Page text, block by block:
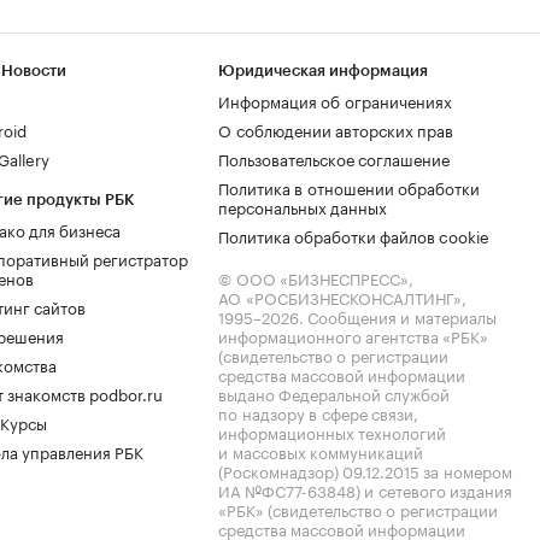
продукты РБК
для бизнеса
регистратор
сайтов
знакомств podbor.ru
управления РБК
Юридическая информация
Информация об ограничениях
О соблюдении авторских прав
Пользовательское соглашение
Политика в отношении обработки
персональных данных
Политика обработки файлов cookie
© ООО «БИЗНЕСПРЕСС»,
АО «РОСБИЗНЕСКОНСАЛТИНГ»,
1995–2026. Сообщения и материалы
информационного агентства «РБК»
(свидетельство о регистрации
средства массовой информации
выдано Федеральной службой
по надзору в сфере связи,
информационных технологий
и массовых коммуникаций
(Роскомнадзор) 09.12.2015 за номером
ИА №ФС77-63848) и сетевого издания
«РБК» (свидетельство о регистрации
средства массовой информации